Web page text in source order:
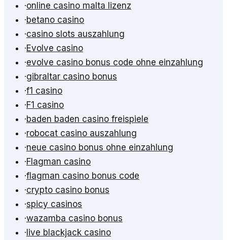
·online casino malta lizenz
·betano casino
·casino slots auszahlung
·Evolve casino
·evolve casino bonus code ohne einzahlung
·gibraltar casino bonus
·f1 casino
·F1 casino
·baden baden casino freispiele
·robocat casino auszahlung
·neue casino bonus ohne einzahlung
·Flagman casino
·flagman casino bonus code
·crypto casino bonus
·spicy casinos
·wazamba casino bonus
· live blackjack casino